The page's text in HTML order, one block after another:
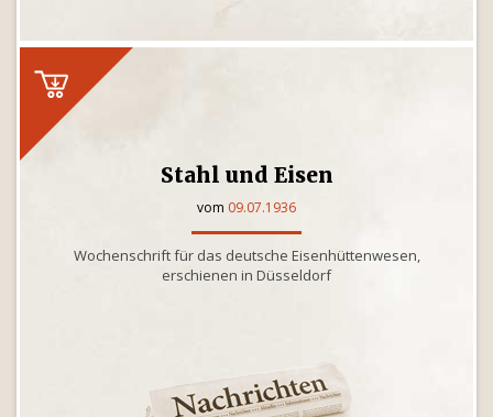
Stahl und Eisen
vom 09.07.1936
Wochenschrift für das deutsche Eisenhüttenwesen,
erschienen in Düsseldorf